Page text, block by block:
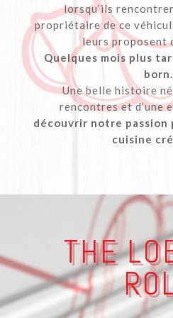
lorsqu’ils
propriétaire de ce
leurs proposent
Quelques mois plus
born.
Une belle histoire
rencontres et d’une
découvrir notre passion
cuisine
THE